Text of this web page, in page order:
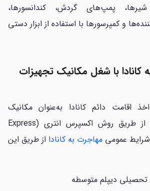
شیرها، پمپ‌های گردش، کندانسورها،
و کمپرسورها با استفاده از ابزار دستی
با شغل مکانیک تجهیزات
اقامت دائم کانادا به‌عنوان مکانیک‌
تجهیزات تهویه هوا از طریق روش اکسپرس انتری (Express
مهاجرت به کانادا از طریق این
تحصیلی دیپلم متوسطه